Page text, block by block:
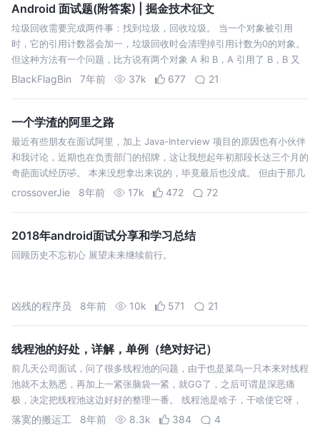
Android 面试题(附答案) | 掘金技术征文
垃圾回收需要完成两件事：找到垃圾，回收垃圾。 当一个对象被引用
时，它的引用计数器会加一，垃圾回收时会清理掉引用计数为0的对象。
但这种方法有一个问题，比方说有两个对象 A 和 B，A 引用了 B，B 又
引用了 A，除此之外没有别的对象引用 A 和 B，那么 A 和 B 在我们看
BlackFlagBin 7年前 37k 677 21
一个学渣的阿里之路
最近有些朋友在面试阿里，加上 Java-Interview 项目的原因也有小伙伴
和我讨论，近期也在负责部门的招牌，这让我想起年初那段长达三个月的
奇葩面试经历🤣。 本来没想拿出来说的，毕竟最后也没成。 但由于那几
个月的经历让我了解到了大厂的工作方式、对候选同学的考察重点以及面
crossoverJie 8年前 17k 472 72
2018年android面试分享和学习总结
回顾历史不忘初心 展望未来继续前行。
凶残的程序员 8年前 10k 571 21
线程池的好处，详解，单例（绝对好记）
前几天公司面试，问了很多线程池的问题，由于也是菜鸟一只本来对线程
池就不太熟悉，再加上一紧张脑袋一紧，就GG了，之后可谓是深恶痛
极，决定把线程池这边好好的整理一番。 线程池是啥子，干啥使它呀，
老子线程使得好好的，非得多次一举，哈哈，想必来这里看这篇文章的都
落寞的搬运工 8年前 8.3k 384 4